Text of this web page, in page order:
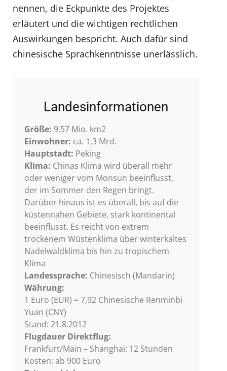
nennen, die Eckpunkte des Projektes
erläutert und die wichtigen rechtlichen
Auswirkungen bespricht. Auch dafür sind
chinesische Sprachkenntnisse unerlässlich.
Landesinformationen
Größe: 9,57 Mio. km2
Einwohner: ca. 1,3 Mrd.
Hauptstadt: Peking
Klima: Chinas Klima wird überall mehr
oder weniger vom Monsun beeinflusst,
der im Sommer den Regen bringt.
Darüber hinaus ist es überall, bis auf die
küstennahen Gebiete, stark kontinental
beeinflusst. Es reicht von extrem
trockenem Wüstenklima über winterkaltes
Nadelwaldklima bis hin zu tropischem
Klima
Landessprache: Chinesisch (Mandarin)
Währung:
1 Euro (EUR) = 7,92 Chinesische Renminbi
Yuan (CNY)
Stand: 21.8.2012
Flugdauer Direktflug:
Frankfurt/Main – Shanghai: 12 Stunden
Kosten: ab 900 Euro